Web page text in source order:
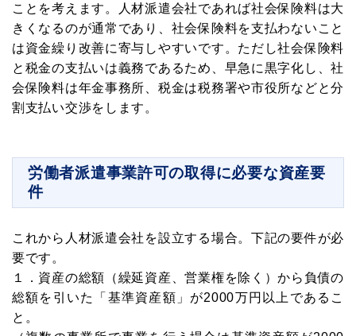
ことを考えます。人材派遣会社であれば社会保険料は大
きくなるのが通常であり、社会保険料を支払わないこと
は資金繰り改善に寄与しやすいです。ただし社会保険料
と税金の支払いは義務であるため、早急に黒字化し、社
会保険料は年金事務所、税金は税務署や市役所などと分
割支払い交渉をします。
労働者派遣事業許可の取得に必要な資産要
件
これから人材派遣会社を設立する場合。下記の要件が必
要です。
１．資産の総額（繰延資産、営業権を除く）から負債の
総額を引いた「基準資産額」が2000万円以上であるこ
と。
中小企業の経営者向けに資金調達・資金繰り
がうまくなる情報を毎週お届けします。